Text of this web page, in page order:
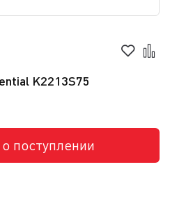
K2213S75
поступлении